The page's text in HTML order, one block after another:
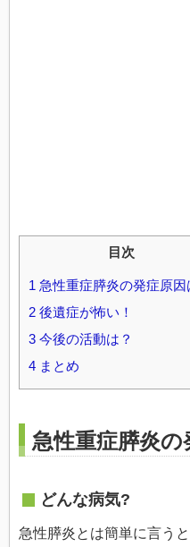
目次
1 急性重症膵炎の発症原因
2 後遺症が怖い！
3 今後の活動は？
4 まとめ
急性重症膵炎の
どんな病気?
急性膵炎とは簡単に言うと